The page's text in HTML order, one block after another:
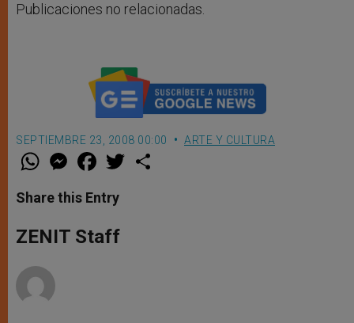
Publicaciones no relacionadas.
SEPTIEMBRE 23, 2008 00:00 ARTE Y CULTURA
W
t
s
p
p
M
e
s
e
g
e
F
a
e
b
o
k
w
Share this Entry
ZENIT Staff